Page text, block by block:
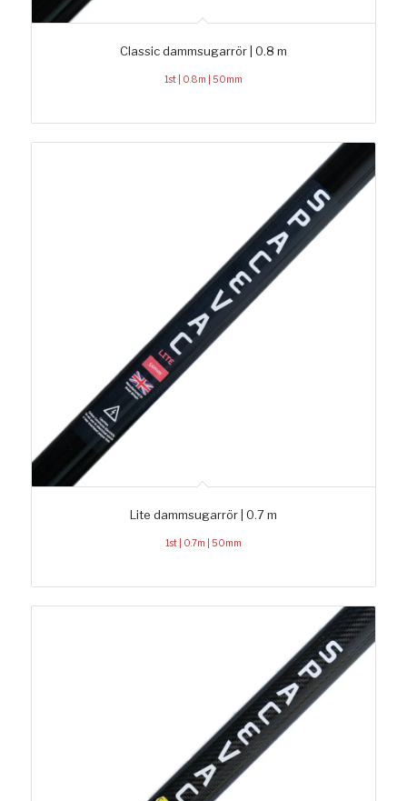
Classic dammsugarrör | 0.8 m
1st | 0.8m | 50mm
Lite dammsugarrör | 0.7 m
1st | 0.7m | 50mm